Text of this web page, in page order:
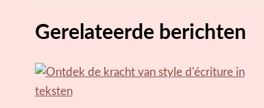
Gerelateerde berichten